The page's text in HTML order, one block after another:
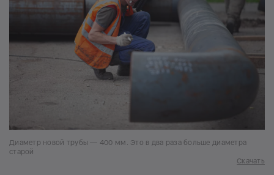
Диаметр новой трубы — 400 мм. Это в два раза больше диаметра
старой
Скачать